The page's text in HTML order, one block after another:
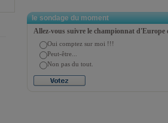
le sondage du moment
Allez-vous suivre le championnat d'Europe
Oui comptez sur moi !!!
Peut-être...
Non pas du tout.